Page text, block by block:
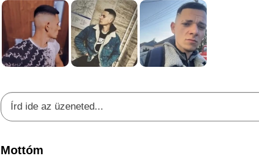
Mottóm